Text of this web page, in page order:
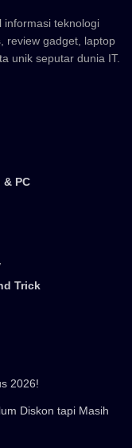
informasi teknologi
review gadget, laptop
unik seputar dunia IT.
PC
Trick
2026!
Diskon tapi Masih